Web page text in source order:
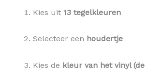
Kies uit 13 tegelkleuren
Selecteer een houdertje
Kies de kleur van het vinyl